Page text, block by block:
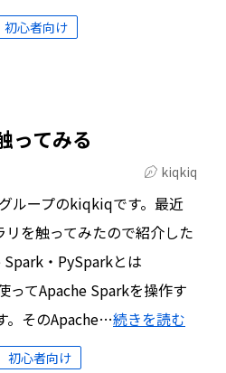
初心者向け
ってみる
kiqkiq
ループのkiqkiqです。最近
を触ってみたので紹介した
Spark・PySparkとは
ってApache Sparkを操作す
。そのApache…続きを読む
初心者向け